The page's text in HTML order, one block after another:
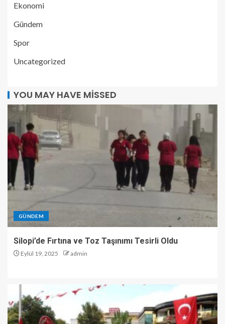
Ekonomi
Gündem
Spor
Uncategorized
YOU MAY HAVE MISSED
GÜNDEM
Silopi’de Fırtına ve Toz Taşınımı Tesirli Oldu
Eylül 19, 2025 admin